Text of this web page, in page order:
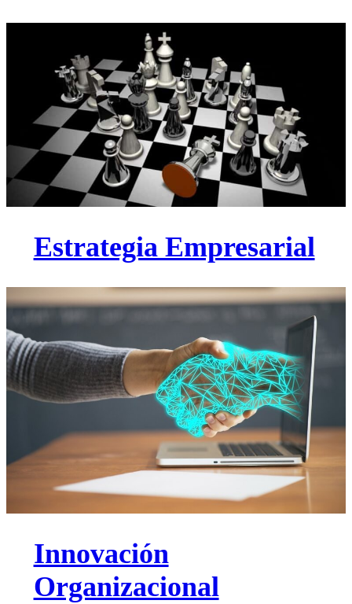
Estrategia Empresarial
Innovación
Organizacional